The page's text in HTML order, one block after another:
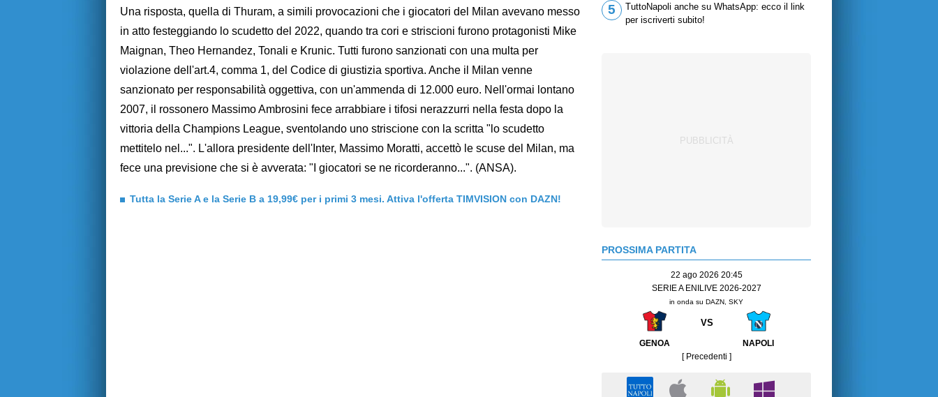
Una risposta, quella di Thuram, a simili provocazioni che i giocatori del Milan avevano messo
in atto festeggiando lo scudetto del 2022, quando tra cori e striscioni furono protagonisti Mike
Maignan, Theo Hernandez, Tonali e Krunic. Tutti furono sanzionati con una multa per
violazione dell'art.4, comma 1, del Codice di giustizia sportiva. Anche il Milan venne
sanzionato per responsabilità oggettiva, con un'ammenda di 12.000 euro. Nell'ormai lontano
2007, il rossonero Massimo Ambrosini fece arrabbiare i tifosi nerazzurri nella festa dopo la
vittoria della Champions League, sventolando uno striscione con la scritta "lo scudetto
mettitelo nel...". L'allora presidente dell'Inter, Massimo Moratti, accettò le scuse del Milan, ma
fece una previsione che si è avverata: "I giocatori se ne ricorderanno...". (ANSA).
Tutta la Serie A e la Serie B a 19,99€ per i primi 3 mesi. Attiva l'offerta TIMVISION con DAZN!
5
TuttoNapoli anche su WhatsApp: ecco il link
per iscriverti subito!
PROSSIMA PARTITA
22 ago 2026 20:45
SERIE A ENILIVE 2026-2027
in onda su DAZN, SKY
VS
GENOA
NAPOLI
[ Precedenti ]